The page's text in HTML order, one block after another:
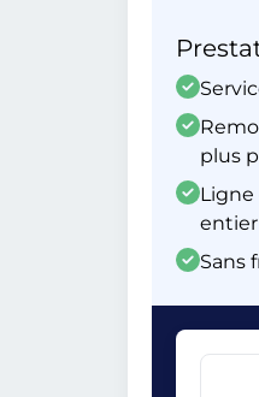
plus
Ligne
entier
Sans